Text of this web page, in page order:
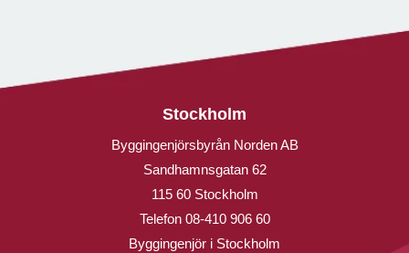
Stockholm
Byggingenjörsbyrån Norden AB
Sandhamnsgatan 62
115 60 Stockholm
Telefon 08-410 906 60
Byggingenjör i Stockholm